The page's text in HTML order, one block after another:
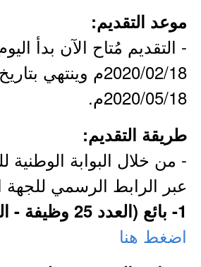
موعد التقديم:
- التقديم مُتاح الآن بدأ اليوم
2020/02/18م وينتهي بتاريخ
2020/05/18م.
طريقة التقديم:
- من خلال البوابة الوطنية
عبر الرابط الرسمي للجهة
1- بائع (العدد 25 وظيفة - الرياض).
اضغط هنا